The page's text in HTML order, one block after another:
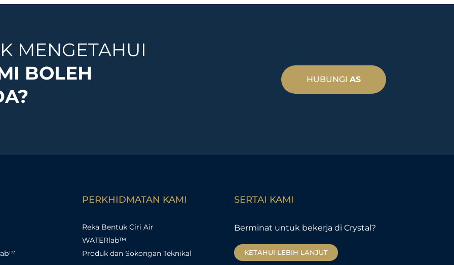
MENGETAHUI
BOLEH
HUBUNGI AS
PERKHIDMATAN KAMI
Reka Bentuk Ciri Air
WATERlab™
Produk dan Sokongan Teknikal
SERTAI KAMI
Berminat untuk bekerja di Crystal?
KETAHUI LEBIH LANJUT